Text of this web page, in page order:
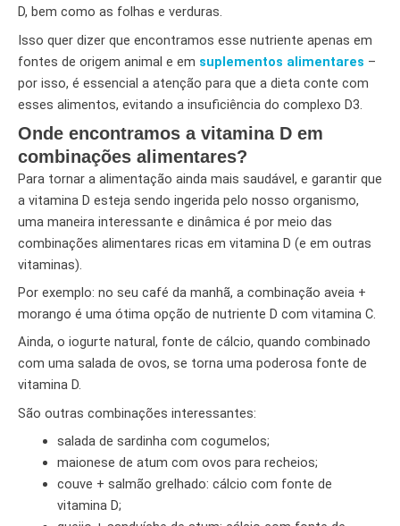
D, bem como as folhas e verduras.
Isso quer dizer que encontramos esse nutriente apenas em
fontes de origem animal e em suplementos alimentares –
por isso, é essencial a atenção para que a dieta conte com
esses alimentos, evitando a insuficiência do complexo D3.
Onde encontramos a vitamina D em
combinações alimentares?
Para tornar a alimentação ainda mais saudável, e garantir que
a vitamina D esteja sendo ingerida pelo nosso organismo,
uma maneira interessante e dinâmica é por meio das
combinações alimentares ricas em vitamina D (e em outras
vitaminas).
Por exemplo: no seu café da manhã, a combinação aveia +
morango é uma ótima opção de nutriente D com vitamina C.
Ainda, o iogurte natural, fonte de cálcio, quando combinado
com uma salada de ovos, se torna uma poderosa fonte de
vitamina D.
São outras combinações interessantes:
salada de sardinha com cogumelos;
maionese de atum com ovos para recheios;
couve + salmão grelhado: cálcio com fonte de
vitamina D;